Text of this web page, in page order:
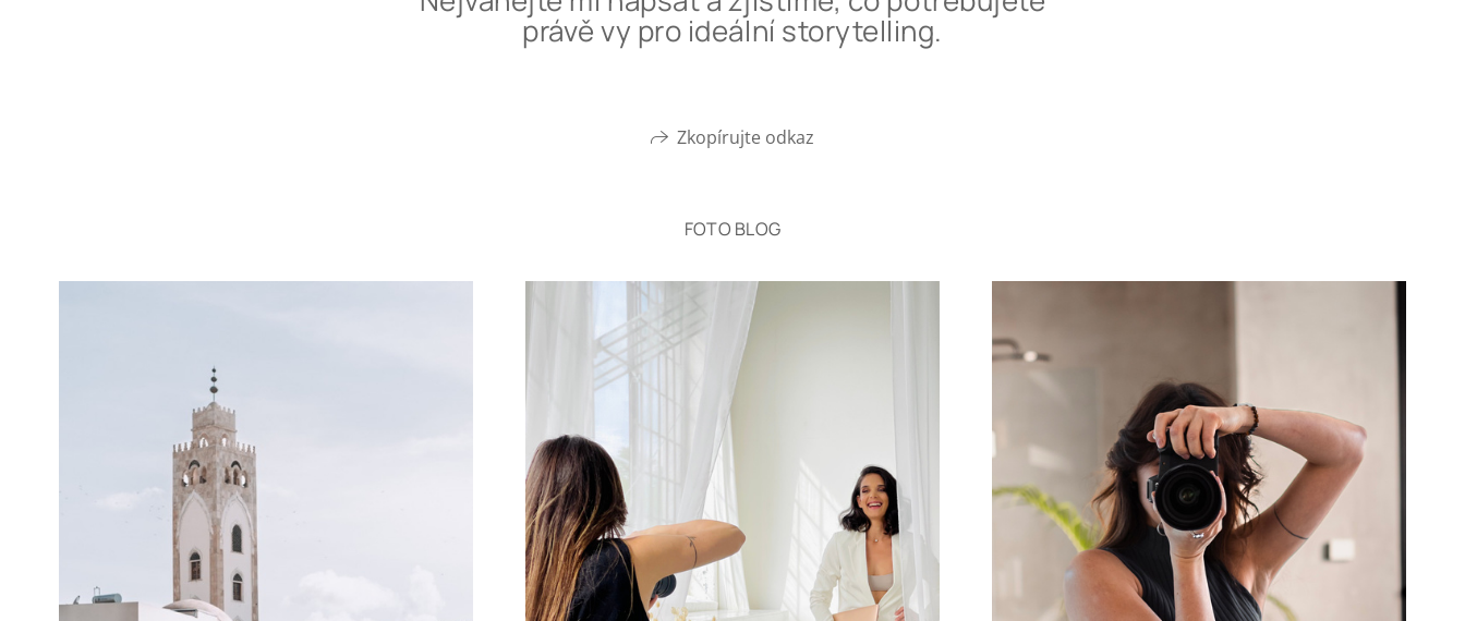
právě vy pro ideální storytelling.
Zkopírujte odkaz
FOTO BLOG